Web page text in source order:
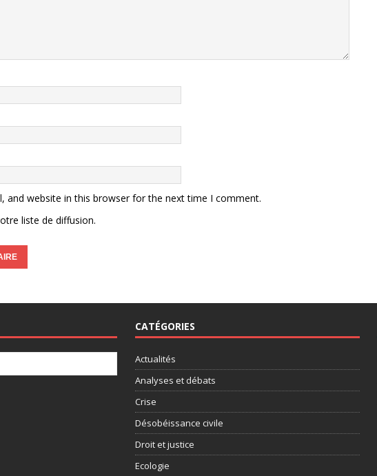
and website in this browser for the next time I comment.
liste de diffusion.
CATÉGORIES
Actualités
Analyses et débats
Crise
Désobéissance civile
Droit et justice
Ecologie